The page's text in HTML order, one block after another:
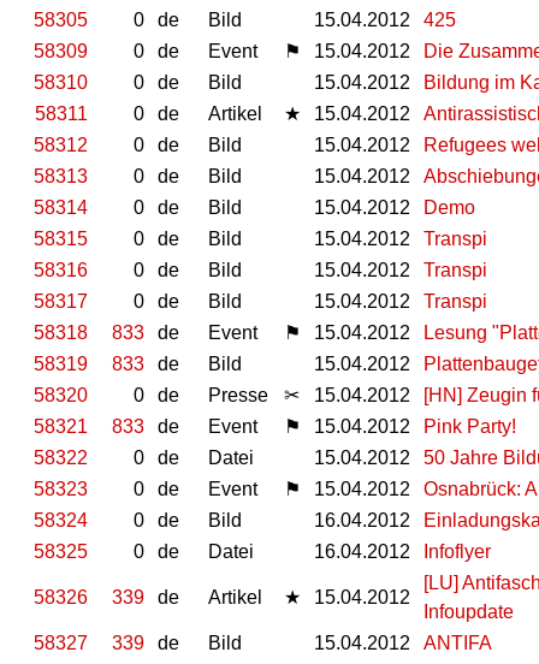
58305
0 de Bild 15.04.2012
425
58309
0 de Event ⚑ 15.04.2012
Die
58310
0 de Bild 15.04.2012
Bildung im
58311
0 de Artikel ★ 15.04.2012
58312
0 de Bild 15.04.2012
Refugees
58313
0 de Bild 15.04.2012
58314
0 de Bild 15.04.2012
Demo
58315
0 de Bild 15.04.2012
Transpi
58316
0 de Bild 15.04.2012
Transpi
58317
0 de Bild 15.04.2012
Transpi
58318
833 de Event ⚑ 15.04.2012
Lesung
58319
833 de Bild 15.04.2012
58320
0 de Presse ✂ 15.04.2012
[HN] Zeugin
58321
833 de Event ⚑ 15.04.2012
Pink Party!
58322
0 de Datei 15.04.2012
50 Jahre
58323
0 de Event ⚑ 15.04.2012
Osnabrück:
58324
0 de Bild 16.04.2012
58325
0 de Datei 16.04.2012 Infoflyer
58326 339 de Artikel ★ 15.04.2012
[LU]
Infoupdate
58327
339 de Bild 15.04.2012
ANTIFA